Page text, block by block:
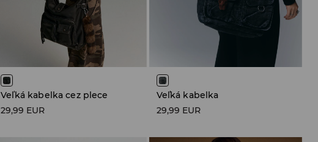
Veľká kabelka cez plece
29,99 EUR
Veľká kabelka
29,99 EUR